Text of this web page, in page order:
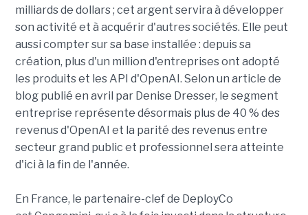
milliards de dollars ; cet argent servira à développer
son activité et à acquérir d'autres sociétés. Elle peut
aussi compter sur sa base installée : depuis sa
création, plus d'un million d'entreprises ont adopté
les produits et les API d'OpenAI. Selon un article de
blog publié en avril par Denise Dresser, le segment
entreprise représente désormais plus de 40 % des
revenus d'OpenAI et la parité des revenus entre
secteur grand public et professionnel sera atteinte
d'ici à la fin de l'année.
En France, le partenaire-clef de DeployCo